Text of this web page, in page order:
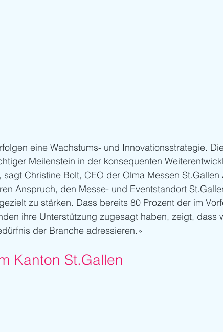
eine Wachstums- und Innovationsstrategie.
Meilenstein in der konsequenten
Christine Bolt, CEO der Olma Messen St.Gallen
Anspruch, den Messe- und Eventstandort
zu stärken. Dass bereits 80 Prozent der im
ihre Unterstützung zugesagt haben, zeigt, dass
der Branche adressieren.»
Kanton St.Gallen